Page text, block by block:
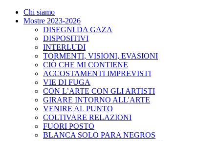
Chi siamo
Mostre 2023-2026
DISEGNI DA GAZA
DISPOSITIVI
INTERLUDI
TORMENTI, VISIONI, EVASIONI
CIÒ CHE MI CONTIENE
ACCOSTAMENTI IMPREVISTI
VIE DI FUGA
CON L’ARTE CON GLI ARTISTI
GIRARE INTORNO ALL'ARTE
VENIRE AL PUNTO
COLTIVARE RELAZIONI
FUORI POSTO
BLANCA SOLO PARA NEGROS